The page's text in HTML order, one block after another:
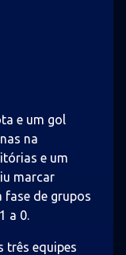
e um gol
na
e um
marcar
fase de grupos
a 0.
três equipes